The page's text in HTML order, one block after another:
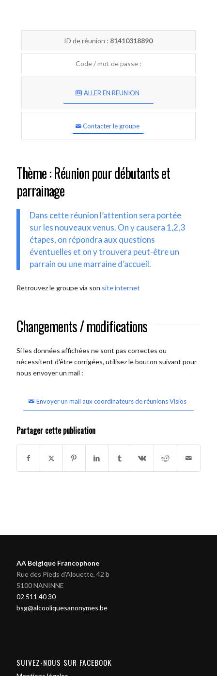
ID de réunion : 81410318890
Code / mot de passe :
ALLER EN REUNION
Contacter le groupe
Thème : Réunion pour débutants et
parrainage
Dans cette réunion l’attention sera portée
sur les nouveaux venus. On y causera 1,2,3
étapes, on répondra aux questions
éventuelles et on y trouvera peut-être un
parrain ou une marraine d’accueil.
Retrouvez le groupe via son site internet
Changements / modifications
Si les données affichées ne sont pas correctes ou
nécessitent d'être corrigées, utilisez le bouton suivant pour
nous envoyer un mail :
Envoyer un mail aux coordinateurs de réunions Visios
Partager cette publication
AA Belgique Francophone
Rue des Pieds d'Alouette, 42 b
5100 NANINNE
02 511 40 30
bsg@alcooliquesanonymes.be
SUIVEZ-NOUS SUR FACEBOOK